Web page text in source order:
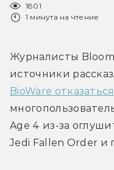
1801
1 минута на чтение
Журналисты
источники
BioWare отказаться
Age 4 из-за
Jedi Fallen Order и